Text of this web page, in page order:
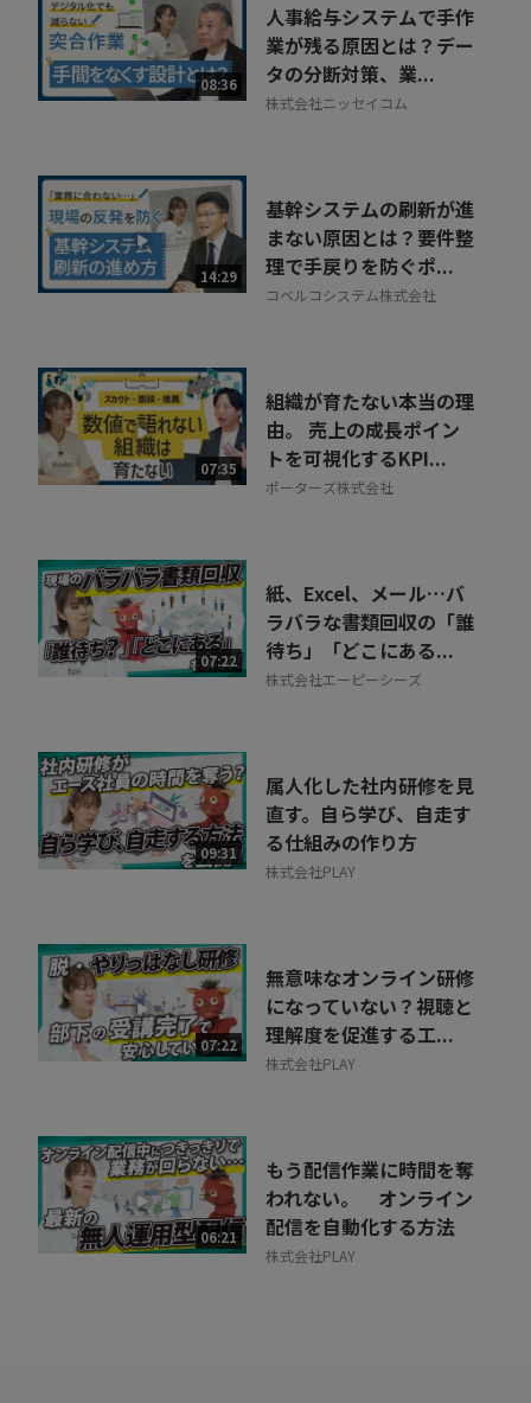
08:36
人事給与システムで手作
業が残る原因とは？デー
タの分断対策、業...
株式会社ニッセイコム
14:29
基幹システムの刷新が進
まない原因とは？要件整
理で手戻りを防ぐポ...
コベルコシステム株式会社
07:35
組織が育たない本当の理
由。 売上の成長ポイン
トを可視化するKPI...
ポーターズ株式会社
07:22
紙、Excel、メール…バ
ラバラな書類回収の「誰
待ち」「どこにある...
株式会社エーピーシーズ
09:31
属人化した社内研修を見
直す。自ら学び、自走す
る仕組みの作り方
株式会社PLAY
07:22
無意味なオンライン研修
になっていない？視聴と
理解度を促進する工...
株式会社PLAY
06:21
もう配信作業に時間を奪
われない。 オンライン
配信を自動化する方法
株式会社PLAY